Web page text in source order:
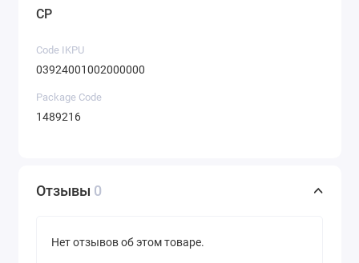
CP
Code IKPU
03924001002000000
Package Code
1489216
Отзывы 0
Нет отзывов об этом товаре.